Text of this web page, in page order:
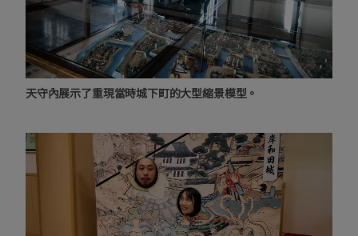
天守內展示了重現當時城下町的大型縮景模型。